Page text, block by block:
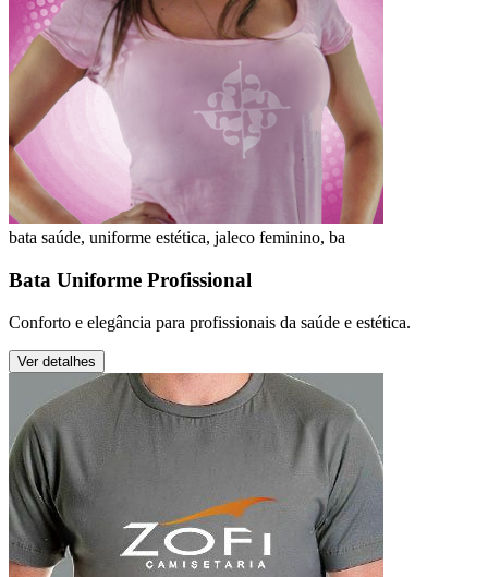
bata saúde, uniforme estética, jaleco feminino, ba
Bata Uniforme Profissional
Conforto e elegância para profissionais da saúde e estética.
Ver detalhes